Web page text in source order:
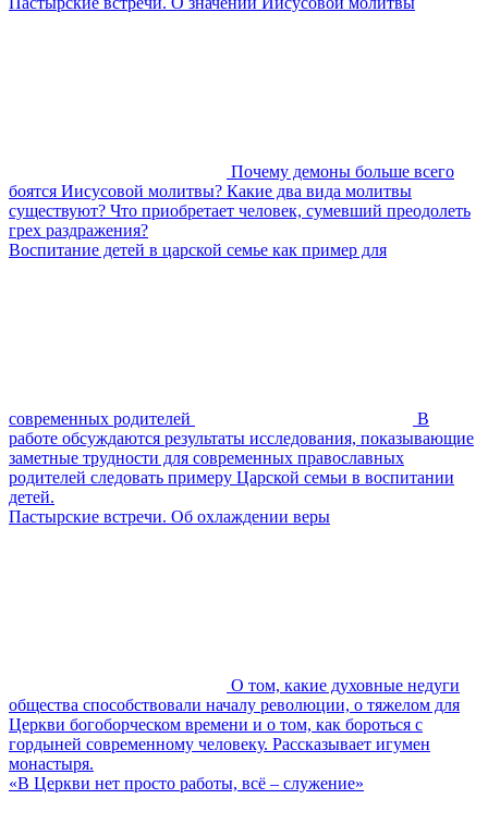
Почему демоны больше всего
боятся Иисусовой молитвы? Какие два вида молитвы
существуют? Что приобретает человек, сумевший преодолеть
грех раздражения?
Воспитание детей в царской семье как пример для
современных родителей
В
работе обсуждаются результаты исследования, показывающие
заметные трудности для современных православных
родителей следовать примеру Царской семьи в воспитании
детей.
Пастырские встречи. Об охлаждении веры
О том, какие духовные недуги
общества способствовали началу революции, о тяжелом для
Церкви богоборческом времени и о том, как бороться с
гордыней современному человеку. Рассказывает игумен
монастыря.
«В Церкви нет просто работы, всё – служение»